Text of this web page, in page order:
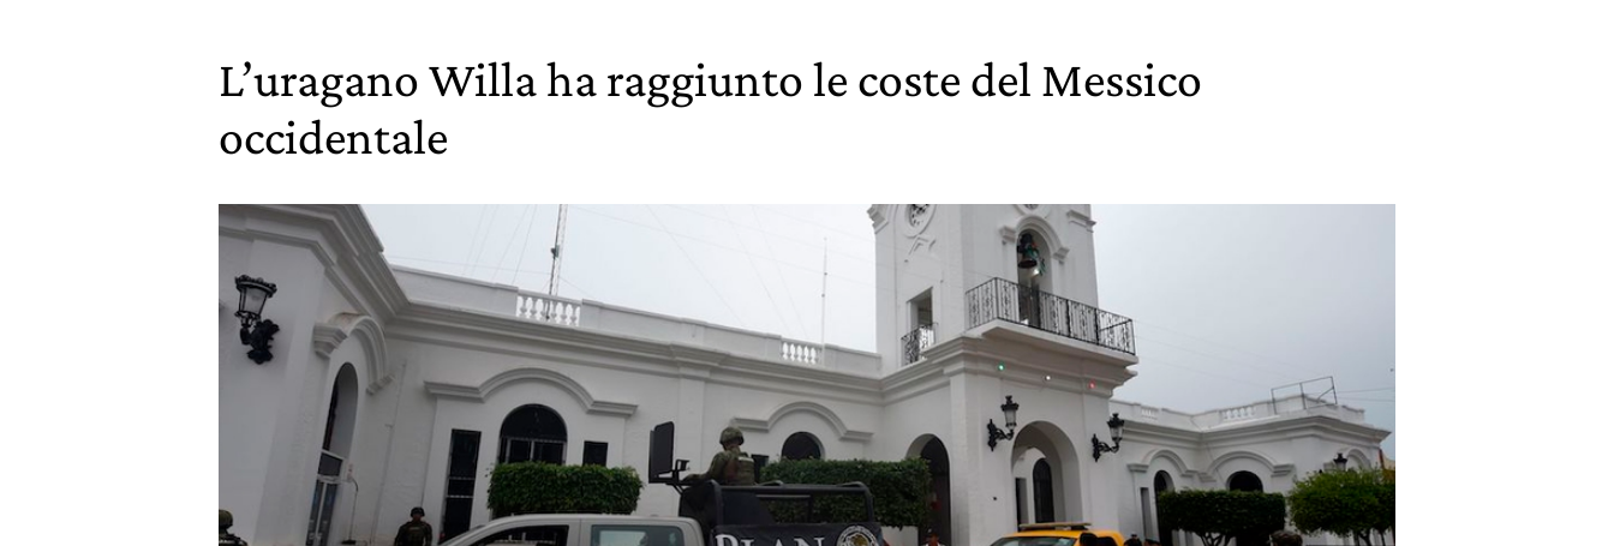
L’uragano Willa ha raggiunto le coste del Messico
occidentale